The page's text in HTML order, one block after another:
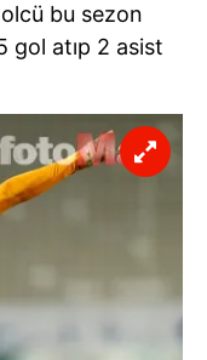
bu sezon
gol atıp 2 asist